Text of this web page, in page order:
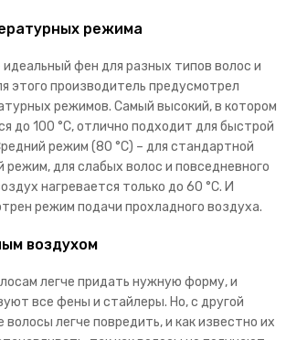
режима
идеальный фен для разных типов волос и
этого производитель предусмотрел
режимов. Самый высокий, в котором
до 100 °C, отлично подходит для быстрой
режим (80 °C) – для стандартной
для слабых волос и повседневного
нагревается только до 60 °C. И
режим подачи прохладного воздуха.
воздухом
легче придать нужную форму, и
все фены и стайлеры. Но, с другой
легче повредить, и как известно их